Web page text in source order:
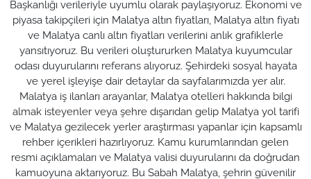
Başkanlığı verileriyle uyumlu olarak paylaşıyoruz. Ekonomi ve
piyasa takipçileri için Malatya altın fiyatları, Malatya altın fiyatı
ve Malatya canlı altın fiyatları verilerini anlık grafiklerle
yansıtıyoruz. Bu verileri oluştururken Malatya kuyumcular
odası duyurularını referans alıyoruz. Şehirdeki sosyal hayata
ve yerel işleyişe dair detaylar da sayfalarımızda yer alır.
Malatya iş ilanları arayanlar, Malatya otelleri hakkında bilgi
almak isteyenler veya şehre dışarıdan gelip Malatya yol tarifi
ve Malatya gezilecek yerler araştırması yapanlar için kapsamlı
rehber içerikleri hazırlıyoruz. Kamu kurumlarından gelen
resmi açıklamaları ve Malatya valisi duyurularını da doğrudan
kamuoyuna aktarıyoruz. Bu Sabah Malatya, şehrin güvenilir